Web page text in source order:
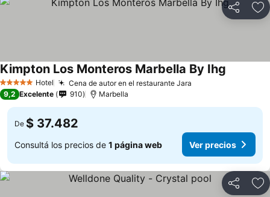
Compartir
5 Estrellas Hotel Cena de autor en el restaurante Jara
Kimpton Los Monteros Marbella By Ihg
9,2 Excelente 910 Marbella
De $ 37.482
Consultá los precios de 1 página web Ver precios
Compartir